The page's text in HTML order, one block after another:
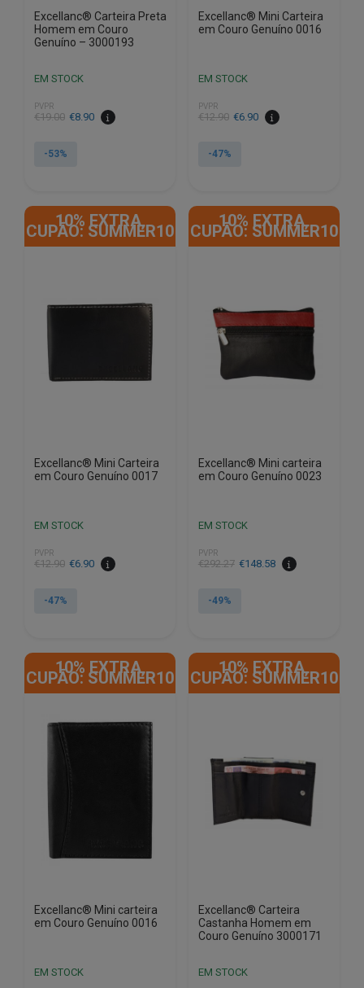
Excellanc® Carteira Preta
Homem em Couro
Genuíno – 3000193
EM STOCK
PVPR
€19.00
O
original
€8.90
O
atual
-53%
Excellanc® Mini Carteira
em Couro Genuíno 0016
EM STOCK
PVPR
€12.90
O
original
€6.90
O
atual
-47%
10% EXTRA,
CUPÃO: SUMMER10
Excellanc® Mini Carteira
em Couro Genuíno 0017
EM STOCK
PVPR
€12.90
O
original
€6.90
O
atual
-47%
10% EXTRA,
CUPÃO: SUMMER10
Excellanc® Mini carteira
em Couro Genuíno 0023
EM STOCK
PVPR
€292.27
O
original
€148.58
O
atual
-49%
10% EXTRA,
CUPÃO: SUMMER10
Excellanc® Mini carteira
em Couro Genuíno 0016
EM STOCK
10% EXTRA,
CUPÃO: SUMMER10
Excellanc® Carteira
Castanha Homem em
Couro Genuíno 3000171
EM STOCK